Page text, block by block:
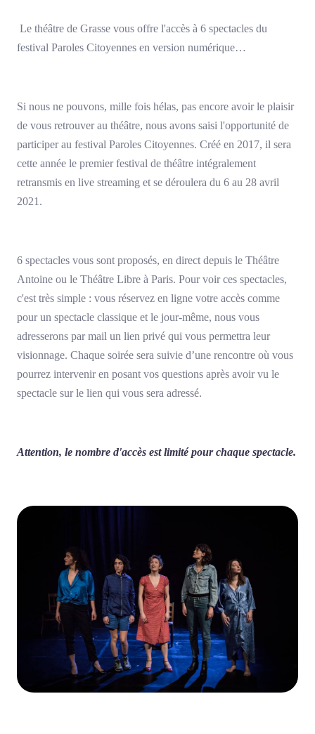
Le théâtre de Grasse vous offre l'accès à 6 spectacles du
festival Paroles Citoyennes en version numérique…
Si nous ne pouvons, mille fois hélas, pas encore avoir le plaisir
de vous retrouver au théâtre, nous avons saisi l'opportunité de
participer au festival Paroles Citoyennes. Créé en 2017, il sera
cette année le premier festival de théâtre intégralement
retransmis en live streaming et se déroulera du 6 au 28 avril
2021.
6 spectacles vous sont proposés, en direct depuis le Théâtre
Antoine ou le Théâtre Libre à Paris. Pour voir ces spectacles,
c'est très simple : vous réservez en ligne votre accès comme
pour un spectacle classique et le jour-même, nous vous
adresserons par mail un lien privé qui vous permettra leur
visionnage. Chaque soirée sera suivie d’une rencontre où vous
pourrez intervenir en posant vos questions après avoir vu le
spectacle sur le lien qui vous sera adressé.
Attention, le nombre d'accès est limité pour chaque spectacle.